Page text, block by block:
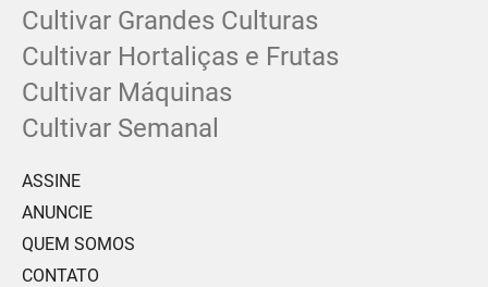
Cultivar Grandes Culturas
Cultivar Hortaliças e Frutas
Cultivar Máquinas
Cultivar Semanal
ASSINE
ANUNCIE
QUEM SOMOS
CONTATO